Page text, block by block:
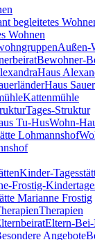
begleitetes
Wohnen
Außen-
Bewohner-
Haus
Haus
Kattenmühle
Tages-Struktur
Tu-HusWohn-
Lohmannshof
Kinder-
Frostig-
Marianne Frostig
Therapien
Eltern-
Angebote